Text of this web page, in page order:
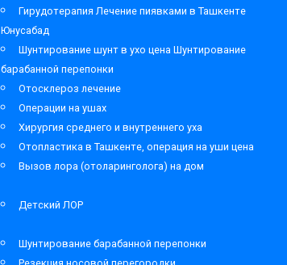
Гирудотерапия Лечение пиявками в Ташкенте
Юнусабад
Шунтирование шунт в ухо цена Шунтирование
барабанной перепонки
Отосклероз лечение
Операции на ушах
Хирургия среднего и внутреннего уха
Отопластика в Ташкенте, операция на уши цена
Вызов лора (отоларинголога) на дом
Детский ЛОР
Шунтирование барабанной перепонки